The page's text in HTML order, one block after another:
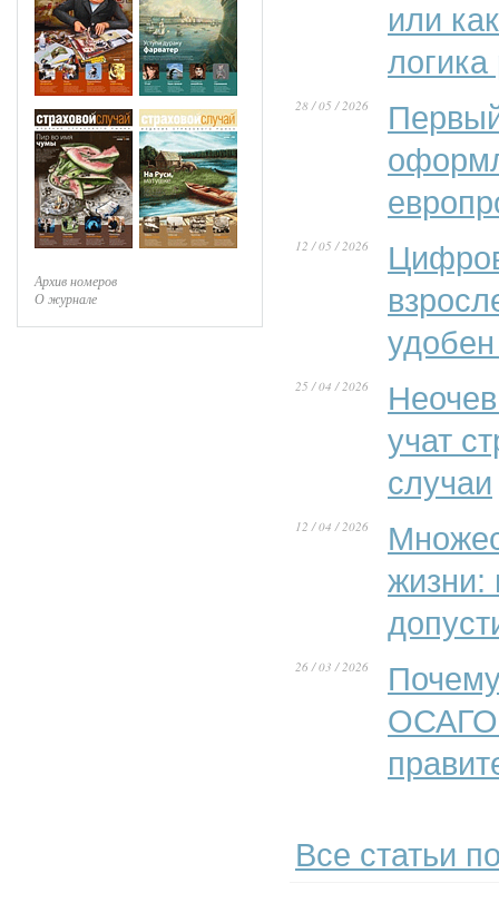
Архив номеров
О журнале
или
28 / 05 / 2026
12 / 05 / 2026
25 / 04 / 2026
учат
случаи
12 / 04 / 2026
жизни:
26 / 03 / 2026
Все статьи